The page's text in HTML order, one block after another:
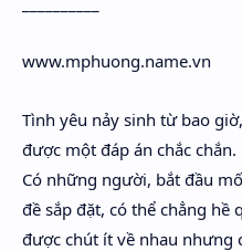
www.mphuong.name.vn
Tình yêu nảy sinh từ bao
được một đáp án chắc chắn.
Có những người, bắt đầu
đề sắp đặt, có thể chẳng hề
được chút ít về nhau nhưng